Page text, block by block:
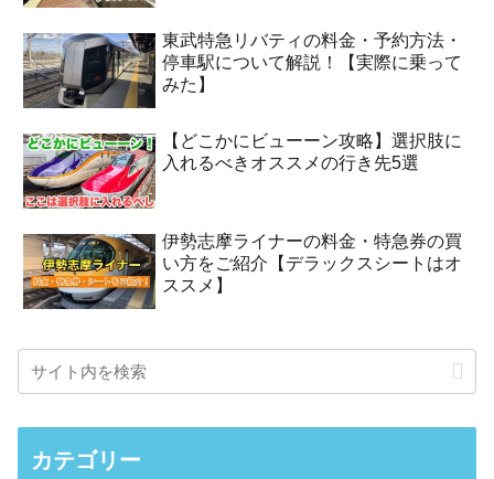
東武特急リバティの料金・予約方法・
停車駅について解説！【実際に乗って
みた】
【どこかにビューーン攻略】選択肢に
入れるべきオススメの行き先5選
伊勢志摩ライナーの料金・特急券の買
い方をご紹介【デラックスシートはオ
ススメ】
カテゴリー